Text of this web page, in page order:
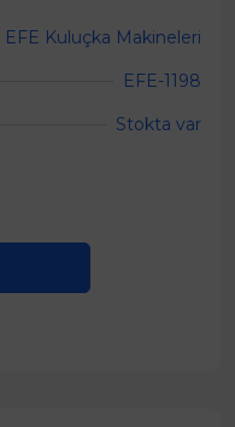
EFE Kuluçka Makineleri
EFE-1198
Stokta var